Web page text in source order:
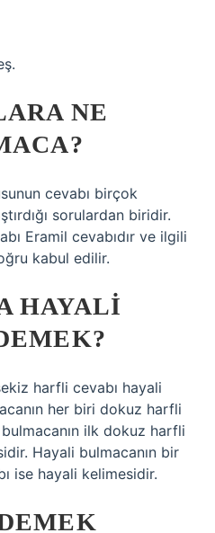
NE
cevabı birçok
sorulardan biridir.
Eramil cevabıdır ve ilgili
kabul edilir.
HAYALI
harfli cevabı hayali
her biri dokuz harfli
ilk dokuz harfli
Hayali bulmacanın bir
ise hayali kelimesidir.